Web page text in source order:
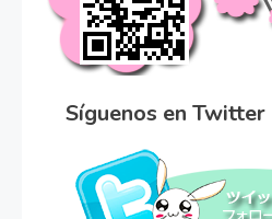
Síguenos en Twitter